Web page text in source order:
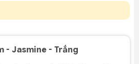
- Jasmine - Trắng